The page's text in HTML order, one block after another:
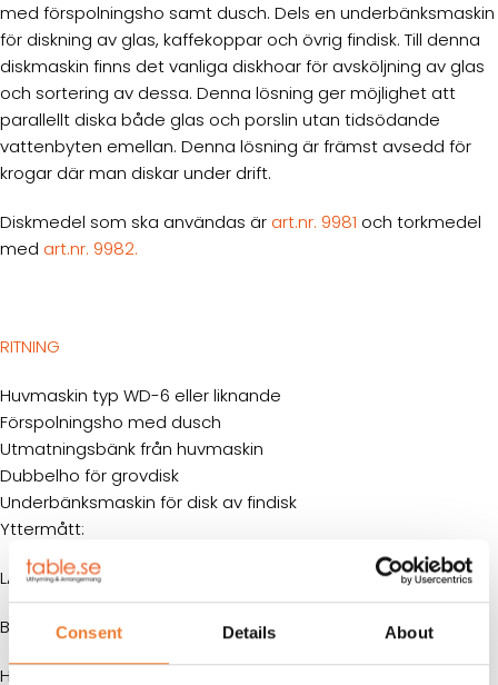
Consent Details About
med förspolningsho samt dusch. Dels en underbänksmaskin
för diskning av glas, kaffekoppar och övrig findisk. Till denna
diskmaskin finns det vanliga diskhoar för avsköljning av glas
och sortering av dessa. Denna lösning ger möjlighet att
parallellt diska både glas och porslin utan tidsödande
vattenbyten emellan. Denna lösning är främst avsedd för
krogar där man diskar under drift.
Diskmedel som ska användas är art.nr. 9981 och torkmedel
med art.nr. 9982.
RITNING
Huvmaskin typ WD-6 eller liknande
Förspolningsho med dusch
Utmatningsbänk från huvmaskin
Dubbelho för grovdisk
Underbänksmaskin för disk av findisk
Yttermått:
LÄNGD:
BREDD: 2438 mm
HÖJD: